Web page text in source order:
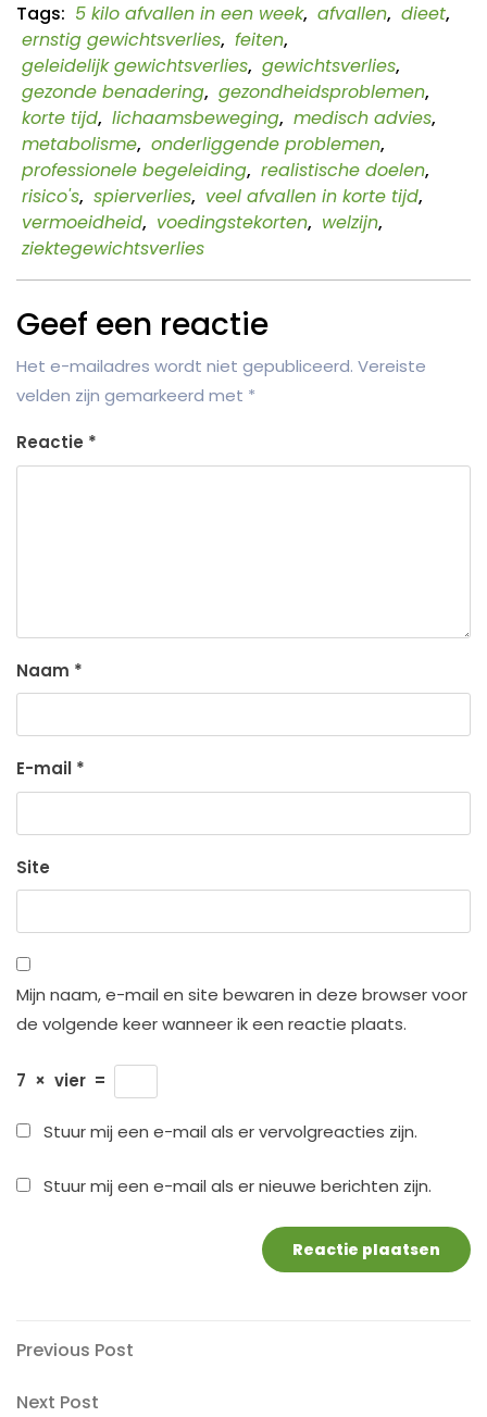
Tags: 5 kilo afvallen in een week, afvallen, dieet,
ernstig gewichtsverlies, feiten,
geleidelijk gewichtsverlies, gewichtsverlies,
gezonde benadering, gezondheidsproblemen,
korte tijd, lichaamsbeweging, medisch advies,
metabolisme, onderliggende problemen,
professionele begeleiding, realistische doelen,
risico's, spierverlies, veel afvallen in korte tijd,
vermoeidheid, voedingstekorten, welzijn,
ziektegewichtsverlies
Geef een reactie
Het e-mailadres wordt niet gepubliceerd. Vereiste
velden zijn gemarkeerd met *
Reactie *
Naam *
E-mail *
Site
Mijn naam, e-mail en site bewaren in deze browser voor
de volgende keer wanneer ik een reactie plaats.
7 × vier =
Stuur mij een e-mail als er vervolgreacties zijn.
Stuur mij een e-mail als er nieuwe berichten zijn.
Berichtnavigatie
Previous
Previous Post
Next
Next Post